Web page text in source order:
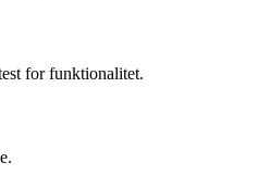
for funktionalitet.